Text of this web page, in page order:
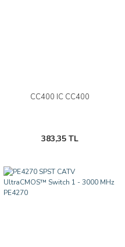
CC400 IC CC400
383,35 TL